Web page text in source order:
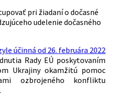
pri žiadaní o dočasné
udelenie dočasného
účinná od 26. februára 2022
Rady EÚ poskytovaním
Ukrajiny okamžitú pomoc
ozbrojeného konfliktu